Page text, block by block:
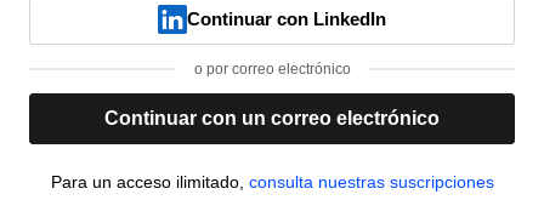
Continuar con LinkedIn
o por correo electrónico
Continuar con un correo electrónico
Para un acceso ilimitado, consulta nuestras suscripciones